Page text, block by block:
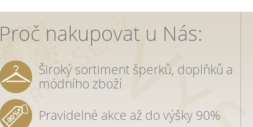
Proč nakupovat u Nás:
Široký sortiment šperků, doplňků a
módního zboží
Pravidelné akce až do výšky 90%